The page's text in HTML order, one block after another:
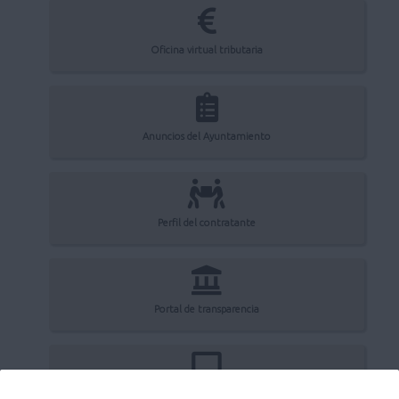
Oficina virtual tributaria
Anuncios del Ayuntamiento
Perfil del contratante
Portal de transparencia